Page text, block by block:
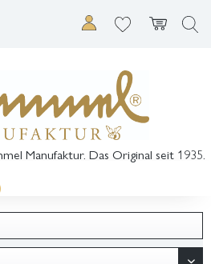
Manufaktur. Das Original seit 1935.